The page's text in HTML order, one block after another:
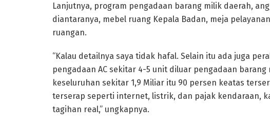
Lanjutnya, program pengadaan barang milik daerah,
diantaranya, mebel ruang Kepala Badan, meja
ruangan.
“Kalau detailnya saya tidak hafal. Selain itu ada juga
pengadaan AC sekitar 4-5 unit diluar pengadaan
keseluruhan sekitar 1,9 Miliar itu 90 persen keatas
terserap seperti internet, listrik, dan pajak kendaraan,
tagihan real,” ungkapnya.